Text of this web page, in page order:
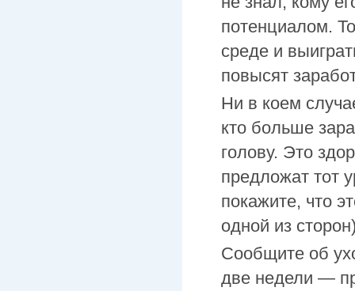
потенциалом.
среде и
повысят
Ни в коем
кто больше
голову. Это
предложат тот
покажите, что
одной из
Сообщите об
две недели —